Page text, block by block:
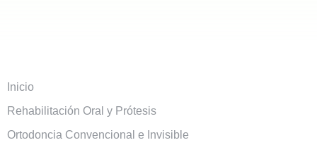
Inicio
Rehabilitación Oral y Prótesis
Ortodoncia Convencional e Invisible